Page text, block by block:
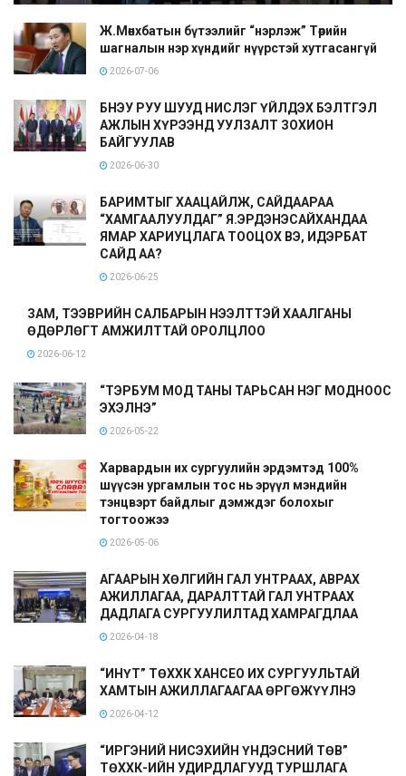
Ж.Мөнхбатын бүтээлийг “нэрлэж” Төрийн
шагналын нэр хүндийг нүүрстэй хутгасангүй
2026-07-06
БНЭУ РУУ ШУУД НИСЛЭГ ҮЙЛДЭХ БЭЛТГЭЛ
АЖЛЫН ХҮРЭЭНД УУЛЗАЛТ ЗОХИОН
БАЙГУУЛАВ
2026-06-30
БАРИМТЫГ ХААЦАЙЛЖ, САЙДААРАА
“ХАМГААЛУУЛДАГ” Я.ЭРДЭНЭСАЙХАНДАА
ЯМАР ХАРИУЦЛАГА ТООЦОХ ВЭ, ИДЭРБАТ
САЙД АА?
2026-06-25
ЗАМ, ТЭЭВРИЙН САЛБАРЫН НЭЭЛТТЭЙ ХААЛГАНЫ
ӨДӨРЛӨГТ АМЖИЛТТАЙ ОРОЛЦЛОО
2026-06-12
“ТЭРБУМ МОД ТАНЫ ТАРЬСАН НЭГ МОДНООС
ЭХЭЛНЭ”
2026-05-22
Харвардын их сургуулийн эрдэмтэд 100%
шүүсэн ургамлын тос нь эрүүл мэндийн
тэнцвэрт байдлыг дэмждэг болохыг
тогтоожээ
2026-05-06
АГААРЫН ХӨЛГИЙН ГАЛ УНТРААХ, АВРАХ
АЖИЛЛАГАА, ДАРАЛТТАЙ ГАЛ УНТРААХ
ДАДЛАГА СУРГУУЛИЛТАД ХАМРАГДЛАА
2026-04-18
“ИНҮТ” ТӨХХК ХАНСЕО ИХ СУРГУУЛЬТАЙ
ХАМТЫН АЖИЛЛАГААГАА ӨРГӨЖҮҮЛНЭ
2026-04-12
“ИРГЭНИЙ НИСЭХИЙН ҮНДЭСНИЙ ТӨВ”
ТӨХХК-ИЙН УДИРДЛАГУУД ТУРШЛАГА